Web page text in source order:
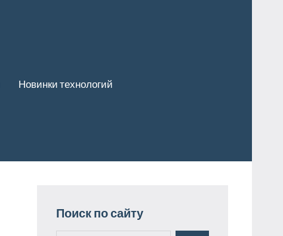
Новинки технологий
Поиск по сайту